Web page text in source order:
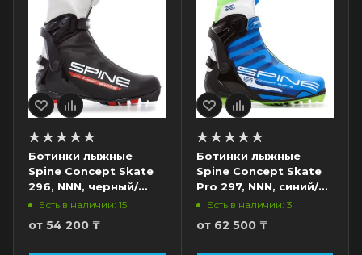
Ботинки лыжные
Spine Concept Skate
296, NNN, черный/
красный
Есть в наличии: 15
от 54 200 ₸
Ботинки лыжные
Spine Concept Skate
Pro 297, NNN, синий/
черный
Есть в наличии: 3
от 62 500 ₸